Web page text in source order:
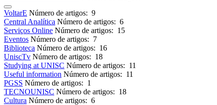
VoltarE Número de artigos: 9
Central Analítica Número de artigos: 6
Serviços Online Número de artigos: 15
Eventos Número de artigos: 7
Biblioteca Número de artigos: 16
UniscTv Número de artigos: 18
Studying at UNISC Número de artigos: 11
Useful information Número de artigos: 11
PGSS Número de artigos: 1
TECNOUNISC Número de artigos: 18
Cultura Número de artigos: 6